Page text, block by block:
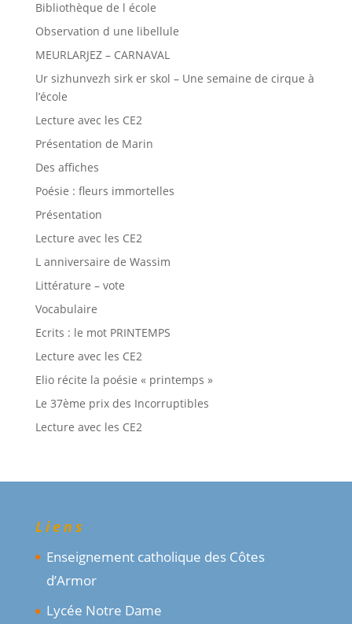
Bibliothèque de l école
Observation d une libellule
MEURLARJEZ – CARNAVAL
Ur sizhunvezh sirk er skol – Une semaine de cirque à
l’école
Lecture avec les CE2
Présentation de Marin
Des affiches
Poésie : fleurs immortelles
Présentation
Lecture avec les CE2
L anniversaire de Wassim
Littérature – vote
Vocabulaire
Ecrits : le mot PRINTEMPS
Lecture avec les CE2
Elio récite la poésie « printemps »
Le 37ème prix des Incorruptibles
Lecture avec les CE2
Liens
Enseignement catholique des Côtes
d’Armor
Lycée Notre Dame